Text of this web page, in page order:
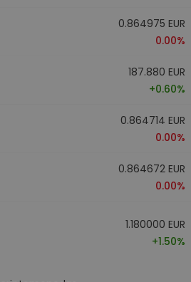
0.864975 EUR
0.00%
187.880 EUR
+0.60%
0.864714 EUR
0.00%
0.864672 EUR
0.00%
1.180000 EUR
+1.50%